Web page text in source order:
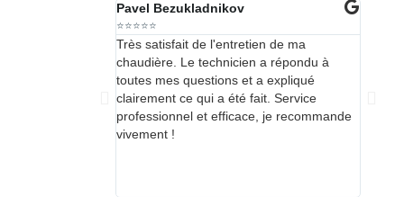
Pavel Bezukladnikov
⭐⭐⭐⭐⭐
Très satisfait de l'entretien de ma
chaudière. Le technicien a répondu à
toutes mes questions et a expliqué
clairement ce qui a été fait. Service
professionnel et efficace, je recommande
vivement !